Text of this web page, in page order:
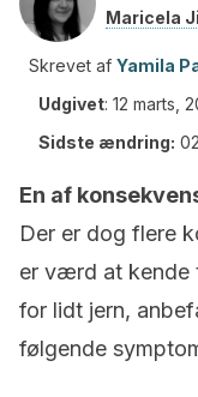
Maricela
Skrevet af Yamila
Udgivet: 12 marts,
Sidste ændring:
En af
Der er dog flere
er værd at kende
for lidt jern,
følgende